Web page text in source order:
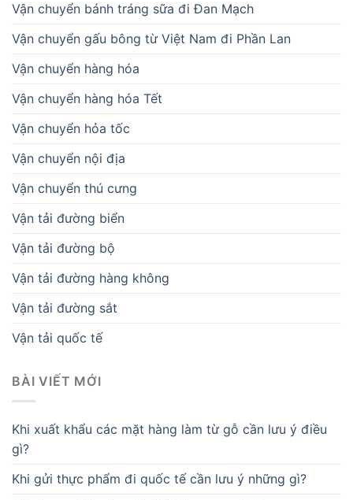
Vận chuyển bánh tráng sữa đi Đan Mạch
Vận chuyển gấu bông từ Việt Nam đi Phần Lan
Vận chuyển hàng hóa
Vận chuyển hàng hóa Tết
Vận chuyển hỏa tốc
Vận chuyển nội địa
Vận chuyển thú cưng
Vận tải đường biển
Vận tải đường bộ
Vận tải đường hàng không
Vận tải đường sắt
Vận tải quốc tế
BÀI VIẾT MỚI
Khi xuất khẩu các mặt hàng làm từ gỗ cần lưu ý điều
gì?
Khi gửi thực phẩm đi quốc tế cần lưu ý những gì?